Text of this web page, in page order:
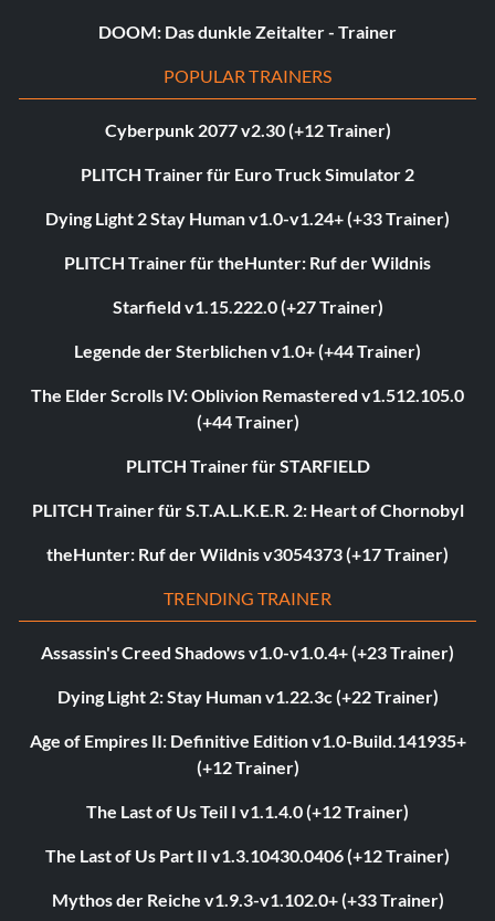
DOOM: Das dunkle Zeitalter - Trainer
POPULAR TRAINERS
Cyberpunk 2077 v2.30 (+12 Trainer)
PLITCH Trainer für Euro Truck Simulator 2
Dying Light 2 Stay Human v1.0-v1.24+ (+33 Trainer)
PLITCH Trainer für theHunter: Ruf der Wildnis
Starfield v1.15.222.0 (+27 Trainer)
Legende der Sterblichen v1.0+ (+44 Trainer)
The Elder Scrolls IV: Oblivion Remastered v1.512.105.0
(+44 Trainer)
PLITCH Trainer für STARFIELD
PLITCH Trainer für S.T.A.L.K.E.R. 2: Heart of Chornobyl
theHunter: Ruf der Wildnis v3054373 (+17 Trainer)
TRENDING TRAINER
Assassin's Creed Shadows v1.0-v1.0.4+ (+23 Trainer)
Dying Light 2: Stay Human v1.22.3c (+22 Trainer)
Age of Empires II: Definitive Edition v1.0-Build.141935+
(+12 Trainer)
The Last of Us Teil I v1.1.4.0 (+12 Trainer)
The Last of Us Part II v1.3.10430.0406 (+12 Trainer)
Mythos der Reiche v1.9.3-v1.102.0+ (+33 Trainer)